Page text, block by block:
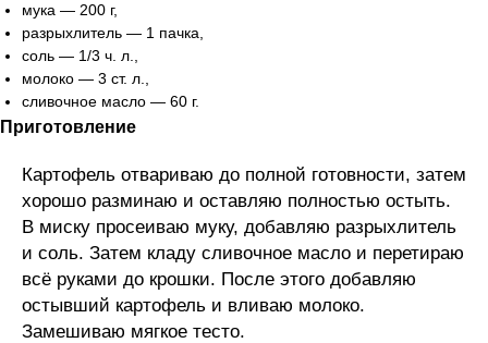
мука — 200 г,
разрыхлитель — 1 пачка,
соль — 1/3 ч. л.,
молоко — 3 ст. л.,
сливочное масло — 60 г.
Приготовление
Картофель отвариваю до полной готовности, затем
хорошо разминаю и оставляю полностью остыть.
В миску просеиваю муку, добавляю разрыхлитель
и соль. Затем кладу сливочное масло и перетираю
всё руками до крошки. После этого добавляю
остывший картофель и вливаю молоко.
Замешиваю мягкое тесто.